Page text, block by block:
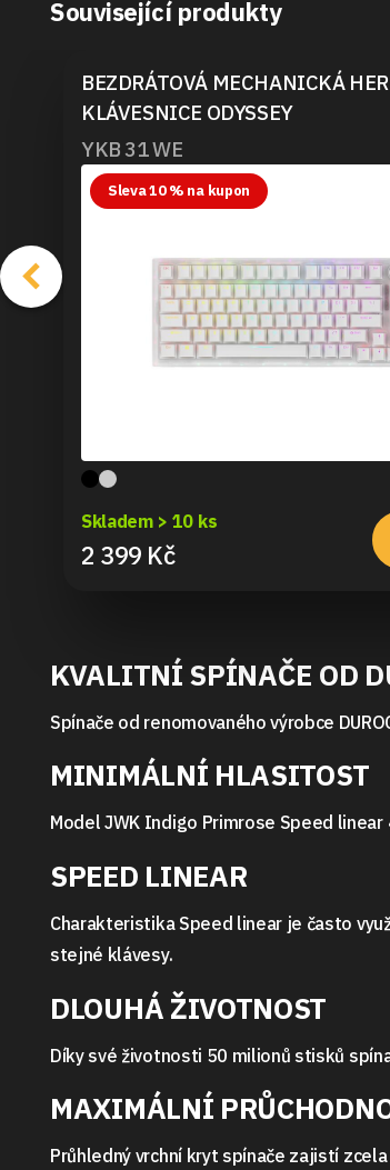
Související produkty
BEZDRÁTOVÁ MECHANICKÁ
KLÁVESNICE ODYSSEY
YKB 31 WE
Sleva 10 % na kupon
Skladem > 10 ks
2 399 Kč
KVALITNÍ SPÍNAČE OD
Spínače od renomovaného výrobce
MINIMÁLNÍ HLASITOST
Model JWK Indigo Primrose Speed
SPEED LINEAR
Charakteristika Speed linear je často
stejné klávesy.
DLOUHÁ ŽIVOTNOST
Díky své životnosti 50 milionů stisků
MAXIMÁLNÍ
Průhledný vrchní kryt spínače zajistí